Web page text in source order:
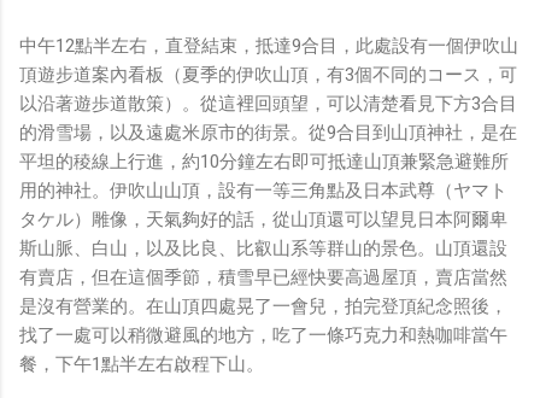
中午12點半左右，直登結束，抵達9合目，此處設有一個伊吹山
頂遊步道案內看板（夏季的伊吹山頂，有3個不同的コース，可
以沿著遊歩道散策）。從這裡回頭望，可以清楚看見下方3合目
的滑雪場，以及遠處米原市的街景。從9合目到山頂神社，是在
平坦的稜線上行進，約10分鐘左右即可抵達山頂兼緊急避難所
用的神社。伊吹山山頂，設有一等三角點及日本武尊（ヤマト
タケル）雕像，天氣夠好的話，從山頂還可以望見日本阿爾卑
斯山脈、白山，以及比良、比叡山系等群山的景色。山頂還設
有賣店，但在這個季節，積雪早已經快要高過屋頂，賣店當然
是沒有營業的。在山頂四處晃了一會兒，拍完登頂紀念照後，
找了一處可以稍微避風的地方，吃了一條巧克力和熱咖啡當午
餐，下午1點半左右啟程下山。